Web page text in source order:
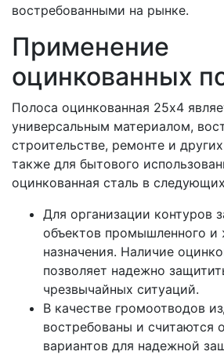
востребованными на рынке.
Применение
оцинкованных
Полоса оцинкованная 25х4
универсальным материалом,
строительстве, ремонте и
также для бытового
оцинкованная сталь в
Для организации контуров
объектов промышленного и
назначения. Наличие
позволяет надежно
чрезвычайных ситуаций.
В качестве громоотводов
востребованы и считаются
вариантов для надежной